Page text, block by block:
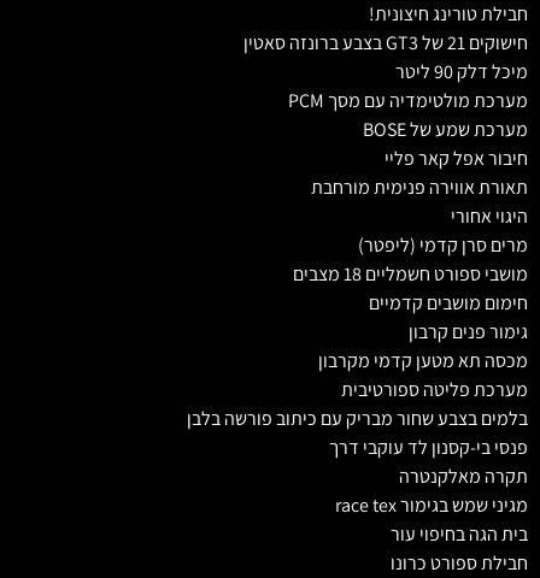
חבילת טורינג חיצונית!
חישוקים 21 של GT3 בצבע ברונזה סאטין
מיכל דלק 90 ליטר
מערכת מולטימדיה עם מסך PCM
מערכת שמע של BOSE
חיבור אפל קאר פליי
תאורת אווירה פנימית מורחבת
היגוי אחורי
מרים סרן קדמי (ליפטר)
מושבי ספורט חשמליים 18 מצבים
חימום מושבים קדמיים
גימור פנים קרבון
מכסה תא מטען קדמי מקרבון
מערכת פליטה ספורטיבית
בלמים בצבע שחור מבריק עם כיתוב פורשה בלבן
פנסי בי-קסנון לד עוקבי דרך
תקרה מאלקנטרה
מגיני שמש בגימור race tex
בית הגה בחיפוי עור
חבילת ספורט כרונו